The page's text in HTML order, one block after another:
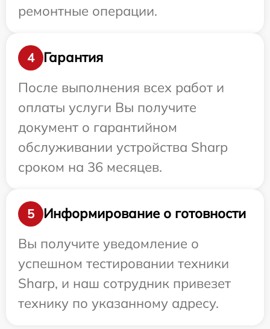
ремонтные операции.
4
Гарантия
После выполнения всех работ и
оплаты услуги Вы получите
документ о гарантийном
обслуживании устройства Sharp
сроком на 36 месяцев.
5
Информирование о готовности
Вы получите уведомление о
успешном тестировании техники
Sharp, и наш сотрудник привезет
технику по указанному адресу.